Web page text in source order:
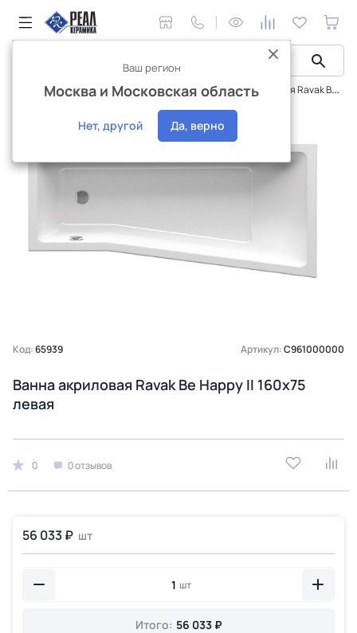
Сантехника и аксессуары Ванны Ванна акриловая Ravak Be Happy II 160х75 левая
Интернет-магазин
Код:65939 Артикул:C961000000
Ванна акриловая Ravak Be Happy II 160х75
левая
0 0 отзывов
56 033 ₽ шт
шт
Итого: 56 033 ₽
Ваш регион
Москва и Московская область
Нет, другой Да, верно